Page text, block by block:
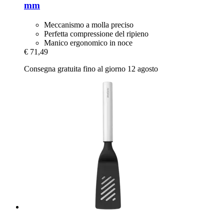
mm
Meccanismo a molla preciso
Perfetta compressione del ripieno
Manico ergonomico in noce
€ 71,49
Consegna gratuita fino al giorno 12 agosto